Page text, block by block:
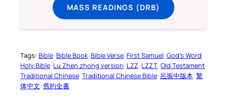
MASS READINGS (DRB)
Tags: Bible Bible Book Bible Verse First Samuel God’s Word
Holy Bible Lu Zhen zhong version LZZ LZZT Old Testament
Traditional Chinese Traditional Chinese Bible 呂振中版本 繁
体中文 舊約全書